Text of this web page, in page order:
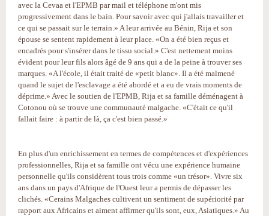
avec la Cevaa et l'EPMB par mail et téléphone m'ont mis
progressivement dans le bain. Pour savoir avec qui j'allais travailler et
ce qui se passait sur le terrain.» A leur arrivée au Bénin, Rija et son
épouse se sentent rapidement à leur place. «On a été bien reçus et
encadrés pour s'insérer dans le tissu social.» C'est nettement moins
évident pour leur fils alors âgé de 9 ans qui a de la peine à trouver ses
marques. «A l'école, il était traité de «petit blanc». Il a été malmené
quand le sujet de l'esclavage a été abordé et a eu de vrais moments de
déprime.» Avec le soutien de l'EPMB, Rija et sa famille déménagent à
Cotonou où se trouve une communauté malgache. «C'était ce qu'il
fallait faire : à partir de là, ça c'est bien passé.»
En plus d'un enrichissement en termes de compétences et d'expériences
professionnelles, Rija et sa famille ont vécu une expérience humaine
personnelle qu'ils considèrent tous trois comme «un trésor». Vivre six
ans dans un pays d'Afrique de l'Ouest leur a permis de dépasser les
clichés. «Cerains Malgaches cultivent un sentiment de supériorité par
rapport aux Africains et aiment affirmer qu'ils sont, eux, Asiatiques.» Au